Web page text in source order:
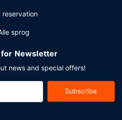
reservation
sprog
for Newsletter
news and special offers!
Subscribe